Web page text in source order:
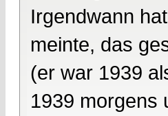
Irgendwann
meinte, das
(er war 1939
1939 morgens